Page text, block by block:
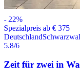
- 22%
Spezialpreis ab € 375
Deutschland
5.8/6
Zeit für zwei in